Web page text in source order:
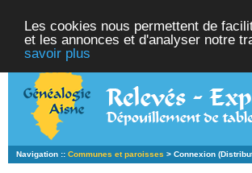
Les cookies nous permettent de
et les annonces et d'analyser notre
savoir plus
Navigation :: Communes et paroisses > Connexion